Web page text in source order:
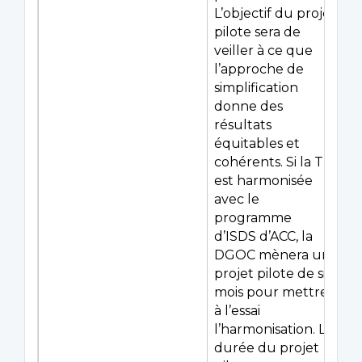
L’objectif du projet
pilote sera de
veiller à ce que
l’approche de
simplification
donne des
résultats
équitables et
cohérents. Si la TI
est harmonisée
avec le
programme
d’ISDS d’ACC, la
DGOC mènera un
projet pilote de six
mois pour mettre
à l’essai
l’harmonisation. La
durée du projet